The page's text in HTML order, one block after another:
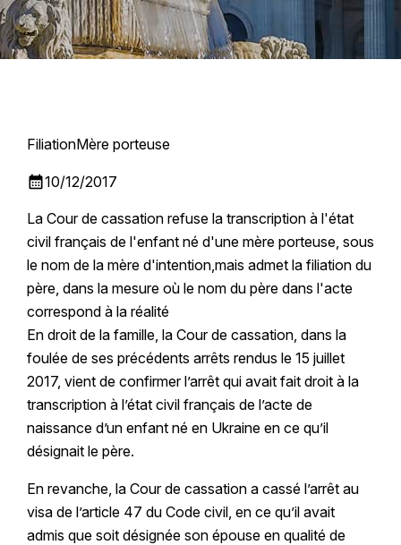
FiliationMère porteuse
calendar_month10/12/2017
La Cour de cassation refuse la transcription à l'état
civil français de l'enfant né d'une mère porteuse, sous
le nom de la mère d'intention,mais admet la filiation du
père, dans la mesure où le nom du père dans l'acte
correspond à la réalité
En droit de la famille, la Cour de cassation, dans la
foulée de ses précédents arrêts rendus le 15 juillet
2017, vient de confirmer l’arrêt qui avait fait droit à la
transcription à l’état civil français de l’acte de
naissance d’un enfant né en Ukraine en ce qu’il
désignait le père.
En revanche, la Cour de cassation a cassé l’arrêt au
visa de l’article 47 du Code civil, en ce qu’il avait
admis que soit désignée son épouse en qualité de